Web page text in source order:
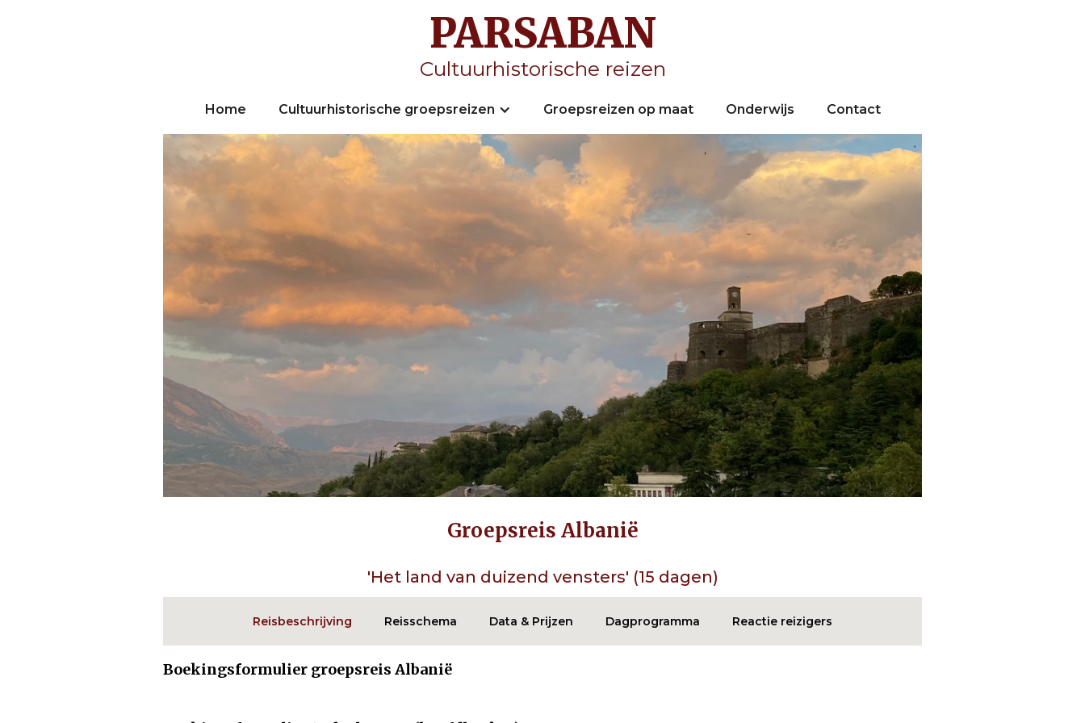
PARSABAN
Cultuurhistorische reizen
Home Cultuurhistorische groepsreizen Groepsreizen op maat Onderwijs Contact
Groepsreis Albanië
'Het land van duizend vensters' (15 dagen)
Reisbeschrijving Reisschema Data & Prijzen Dagprogramma Reactie reizigers
Boekingsformulier groepsreis Albanië